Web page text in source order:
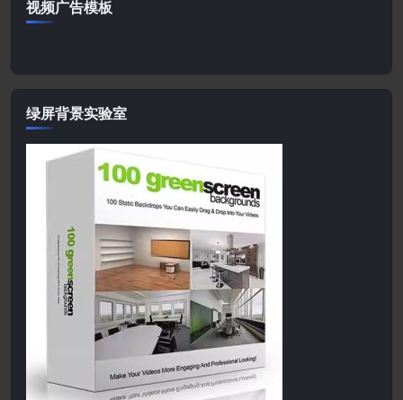
视频广告模板
绿屏背景实验室